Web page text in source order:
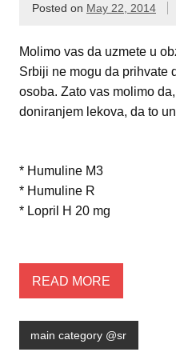
Posted on May 22, 2014
Molimo vas da uzmete u
Srbiji ne mogu da prihvate
osoba. Zato vas molimo
doniranjem lekova, da to
* Humuline M3
* Humuline R
* Lopril H 20 mg
READ MORE
main category @sr